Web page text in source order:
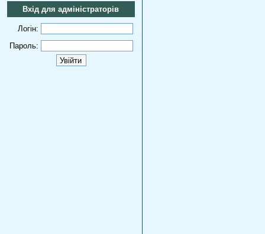
Вхід для адміністраторів
Логін:
Пароль: